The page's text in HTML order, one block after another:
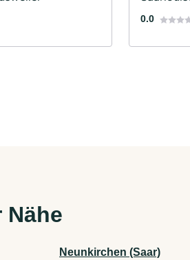
0.0
Nähe
Neunkirchen (Saar)